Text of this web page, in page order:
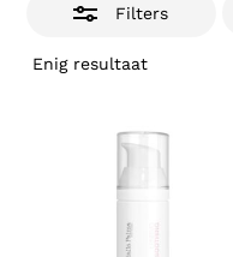
Filters
Enig resultaat